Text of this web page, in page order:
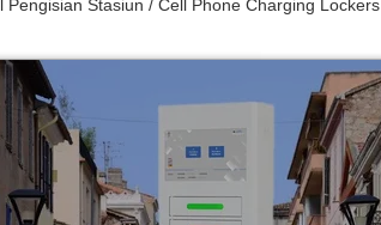
Stasiun / Cell Phone Charging Lockers